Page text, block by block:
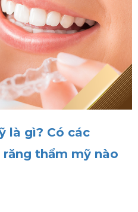
là gì? Có các
thẩm mỹ nào